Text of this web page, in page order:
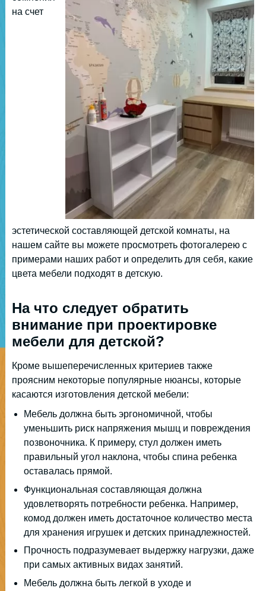
на счет
эстетической составляющей детской комнаты, на
нашем сайте вы можете просмотреть фотогалерею с
примерами наших работ и определить для себя, какие
цвета мебели подходят в детскую.
На что следует обратить
внимание при проектировке
мебели для детской?
Кроме вышеперечисленных критериев также
проясним некоторые популярные нюансы, которые
касаются изготовления детской мебели:
Мебель должна быть эргономичной, чтобы
уменьшить риск напряжения мышц и повреждения
позвоночника. К примеру, стул должен иметь
правильный угол наклона, чтобы спина ребенка
оставалась прямой.
Функциональная составляющая должна
удовлетворять потребности ребенка. Например,
комод должен иметь достаточное количество места
для хранения игрушек и детских принадлежностей.
Прочность подразумевает выдержку нагрузки, даже
при самых активных видах занятий.
Мебель должна быть легкой в уходе и